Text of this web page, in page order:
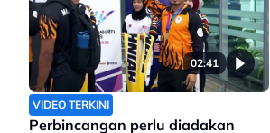
02:41
VIDEO TERKINI
Perbincangan perlu diadakan